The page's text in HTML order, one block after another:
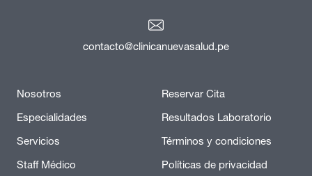
contacto@clinicanuevasalud.pe
Nosotros
Especialidades
Servicios
Staff Médico
Reservar Cita
Resultados Laboratorio
Términos y condiciones
Políticas de privacidad